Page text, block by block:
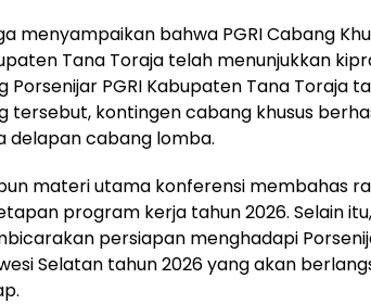
menyampaikan bahwa PGRI Cabang
Tana Toraja telah menunjukkan
Porsenijar PGRI Kabupaten Tana Toraja
tersebut, kontingen cabang khusus
delapan cabang lomba.
materi utama konferensi membahas
program kerja tahun 2026. Selain
persiapan menghadapi
Selatan tahun 2026 yang akan